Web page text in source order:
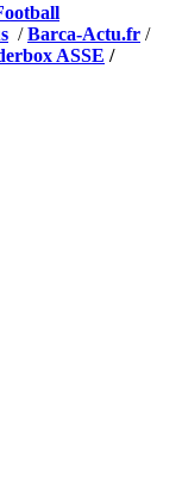
/Barca-Actu.fr /
ASSE /